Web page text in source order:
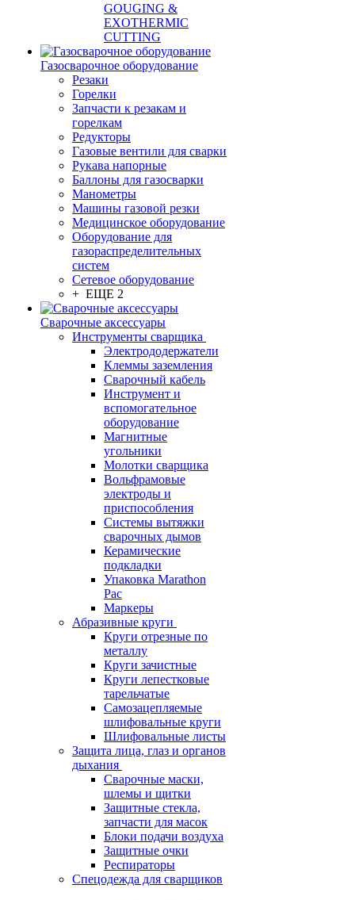
GOUGING &
EXOTHERMIC
CUTTING
Газосварочное оборудование
Резаки
Горелки
Запчасти к резакам и
горелкам
Редукторы
Газовые вентили для сварки
Рукава напорные
Баллоны для газосварки
Манометры
Машины газовой резки
Медицинское оборудование
Оборудование для
газораспределительных
систем
Сетевое оборудование
+ ЕЩЕ 2
Сварочные аксессуары
Инструменты сварщика
Электрододержатели
Клеммы заземления
Сварочный кабель
Инструмент и
вспомогательное
оборудование
Магнитные
угольники
Молотки сварщика
Вольфрамовые
электроды и
приспособления
Системы вытяжки
сварочных дымов
Керамические
подкладки
Упаковка Marathon
Pac
Маркеры
Абразивные круги
Круги отрезные по
металлу
Круги зачистные
Круги лепестковые
тарельчатые
Самозацепляемые
шлифовальные круги
Шлифовальные листы
Защита лица, глаз и органов
дыхания
Сварочные маски,
шлемы и щитки
Защитные стекла,
запчасти для масок
Блоки подачи воздуха
Защитные очки
Респираторы
Спецодежда для сварщиков